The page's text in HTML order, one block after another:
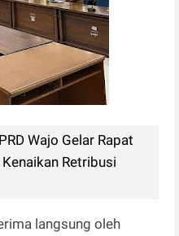
Wajo Gelar Rapat
Retribusi
langsung oleh